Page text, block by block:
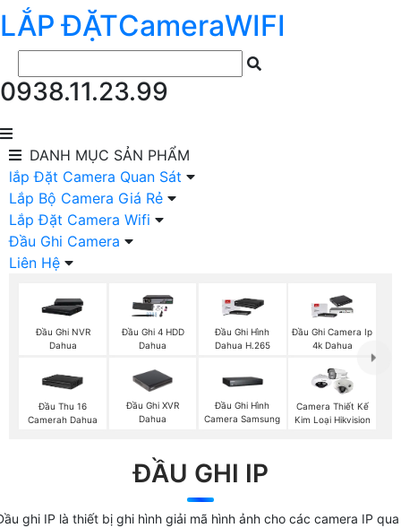
LẮP ĐẶTCameraWIFI
0938.11.23.99
DANH MỤC SẢN PHẨM
lắp Đặt Camera Quan Sát
Lắp Bộ Camera Giá Rẻ
Lắp Đặt Camera Wifi
Đầu Ghi Camera
Liên Hệ
Đầu Ghi NVR
Dahua
Đầu Ghi 4 HDD
Dahua
Đầu Ghi Hình
Dahua H.265
Đầu Ghi Camera Ip
4k Dahua
Đầu Thu 16
Camerah Dahua
Đầu Ghi XVR
Dahua
Đầu Ghi Hình
Camera Samsung
Camera Thiết Kế
Kim Loại Hikvision
ĐẦU GHI IP
ghi IP là thiết bị ghi hình giải mã hình ảnh cho các camera IP qua